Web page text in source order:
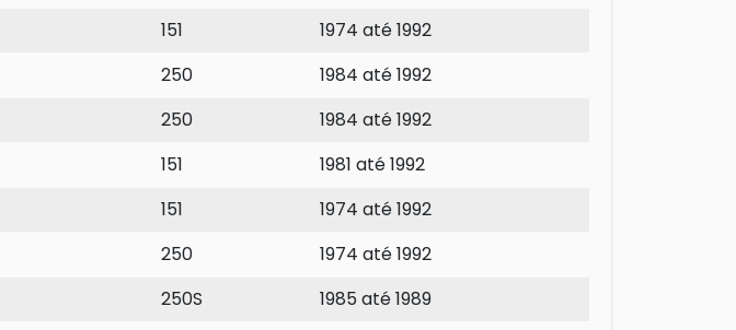
151
1974 até 1992
250
1984 até 1992
250
1984 até 1992
151
1981 até 1992
151
1974 até 1992
250
1974 até 1992
250S
1985 até 1989